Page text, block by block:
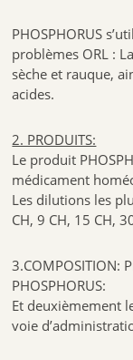
PHOSPHORUS
problèmes ORL :
sèche et rauque,
acides.
2. PRODUITS:
Le produit
médicament
Les dilutions les
CH, 9 CH, 15 CH,
3.COMPOSITION:
PHOSPHORUS:
Et deuxièmement
voie